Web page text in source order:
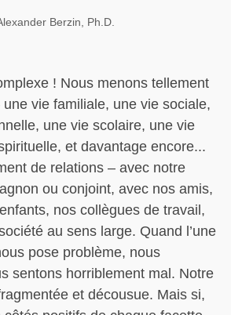
Berzin, Ph.D.
! Nous menons tellement
vie familiale, une vie sociale,
une vie scolaire, une vie
et davantage encore...
de relations – avec notre
ou conjoint, avec nos amis,
nos collègues de travail,
au sens large. Quand l’une
pose problème, nous
sentons horriblement mal. Notre
et décousue. Mais si,